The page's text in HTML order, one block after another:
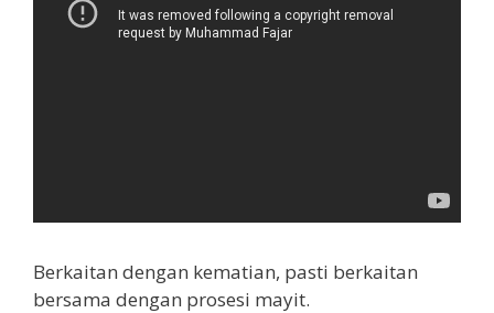
Berkaitan dengan kematian, pasti berkaitan
bersama dengan prosesi mayit.